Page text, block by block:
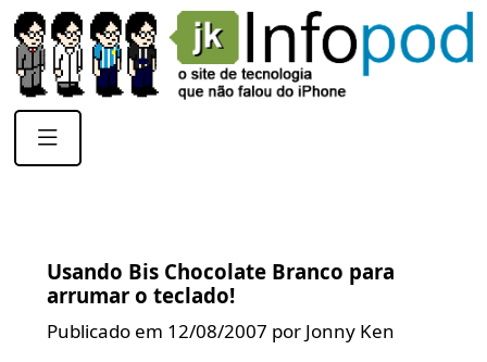
Usando Bis Chocolate Branco para
arrumar o teclado!
Publicado em 12/08/2007 por Jonny Ken